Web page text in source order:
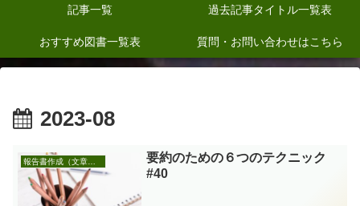
記事一覧 過去記事タイトル一覧表
おすすめ図書一覧表 質問・お問い合わせはこちら
2023-08
報告書作成（文章作成も含む）
要約のための６つのテクニック
#40